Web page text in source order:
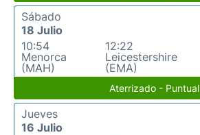
Sábado
18 Julio
10:54
Menorca
(MAH)
12:22
Leicestershire
(EMA)
Aterrizado - Puntual
Jueves
16 Julio